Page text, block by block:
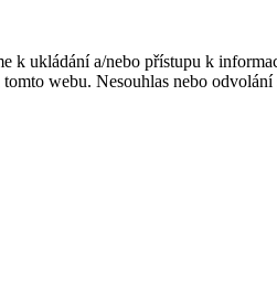
k ukládání a/nebo přístupu k
webu. Nesouhlas nebo